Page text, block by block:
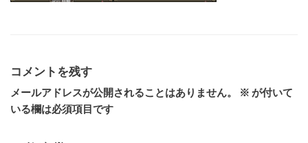
コメントを残す
メールアドレスが公開されることはありません。 ※ が付いて
いる欄は必須項目です